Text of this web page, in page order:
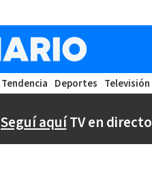
Tendencia Deportes Televisión
Seguí aquíTV en directo